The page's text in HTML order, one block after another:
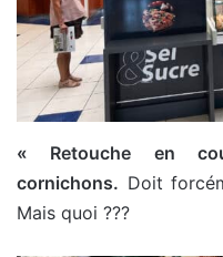
« Retouche en
cornichons. Doit
Mais quoi ???